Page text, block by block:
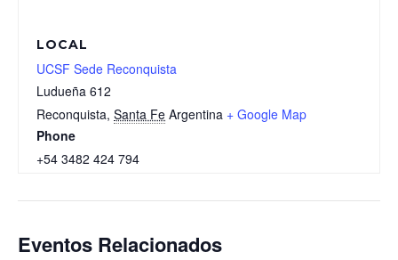
LOCAL
UCSF Sede Reconquista
Ludueña 612
Reconquista, Santa Fe Argentina + Google Map
Phone
+54 3482 424 794
Eventos Relacionados